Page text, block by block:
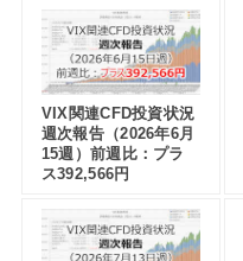
VIX関連CFD投資状況
週次報告（2026年6月
15週）前週比：プラ
ス392,566円